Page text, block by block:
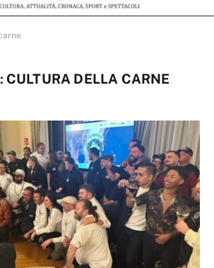
CULTURA DELLA CARNE